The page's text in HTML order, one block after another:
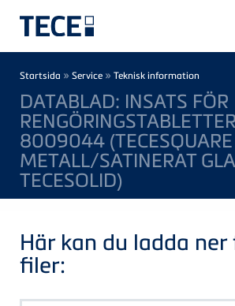
Breadcrumb
Startsida » Service » Teknisk information
DATABLAD: INSATS FÖR
8009044 (TECESQUARE
METALL/SATINERAT
TECESOLID)
Här kan du ladda
filer: